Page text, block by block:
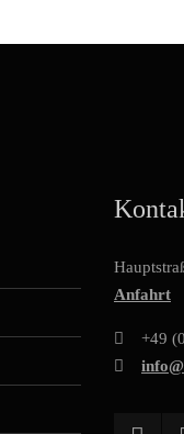
Anfahrt
+49